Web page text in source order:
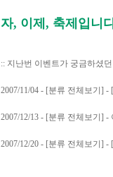
자, 이제, 축제입니
:: 지난번 이벤트가 궁금하셨
2007/11/04 - [분류 전체보기]
2007/12/13 - [분류 전체보기] -
2007/12/20 - [분류 전체보기]